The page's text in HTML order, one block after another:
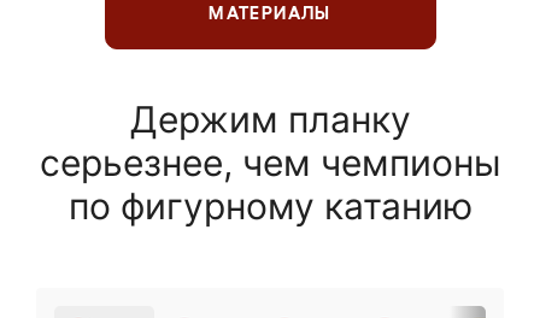
МАТЕРИАЛЫ
Держим планку
серьезнее, чем чемпионы
по фигурному катанию